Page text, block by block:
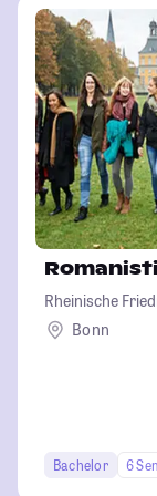
Rheinische
Bonn
Bachelor 6